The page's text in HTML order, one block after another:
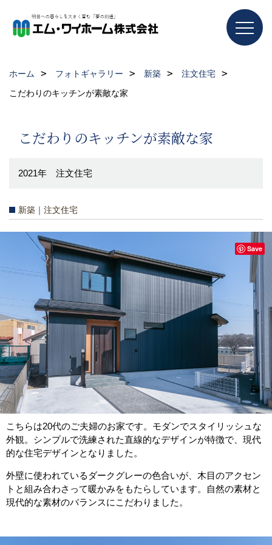
ホーム フォトギャラリー 新築
注文住宅
こだわりのキッチンが素敵な家
こだわりのキッチンが素敵な家
2021年 注文住宅
新築｜注文住宅
こちらは20代のご夫婦のお家です。モダンでスタイリッシュな
外観。シンプルで洗練された直線的なデザインが特徴で、現代
的な住宅デザインとなりました。
外壁に使われているダークグレーの色合いが、木目のアクセン
トと組み合わさって暖かみをもたらしています。自然の素材と
現代的な素材のバランスにこだわりました。
Save